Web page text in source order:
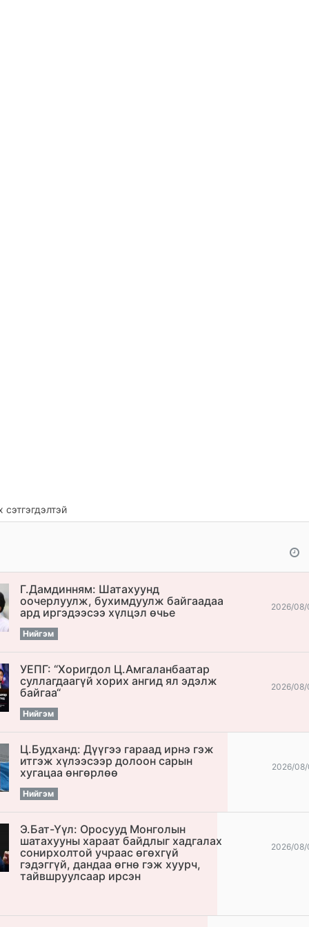
Г.Дамдинням: Шатахуунд
оочерлуулж, бухимдуулж байгаадаа
ард иргэдээсээ хүлцэл өчье
Нийгэм
2026/08/
УЕПГ: “Хоригдол Ц.Амгаланбаатар
cуллагдаагүй хорих ангид ял эдэлж
байгаа“
Нийгэм
2026/08/
Ц.Будханд: Дүүгээ гараад ирнэ гэж
итгэж хүлээсээр долоон сарын
хугацаа өнгөрлөө
Нийгэм
2026/
Э.Бат-Үүл: Оросууд Монголын
шатахууны хараат байдлыг хадгалах
сонирхолтой учраас өгөхгүй
гэдэггүй, дандаа өгнө гэж хуурч,
тайвшруулсаар ирсэн
2026/08/